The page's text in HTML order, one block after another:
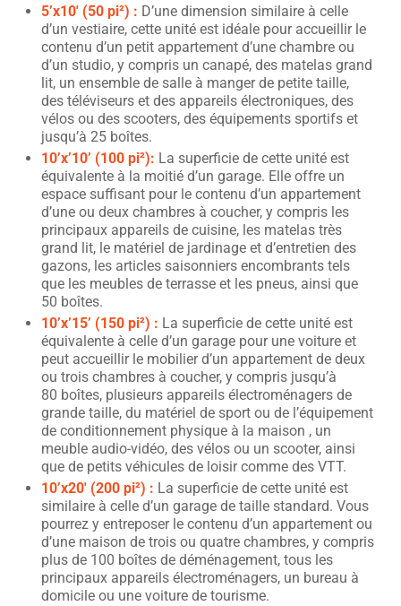
5’x10′ (50 pi²) : D’une dimension similaire à celle
d’un vestiaire, cette unité est idéale pour accueillir le
contenu d’un petit appartement d’une chambre ou
d’un studio, y compris un canapé, des matelas grand
lit, un ensemble de salle à manger de petite taille,
des téléviseurs et des appareils électroniques, des
vélos ou des scooters, des équipements sportifs et
jusqu’à 25 boîtes.
10’x’10’ (100 pi²): La superficie de cette unité est
équivalente à la moitié d’un garage. Elle offre un
espace suffisant pour le contenu d’un appartement
d’une ou deux chambres à coucher, y compris les
principaux appareils de cuisine, les matelas très
grand lit, le matériel de jardinage et d’entretien des
gazons, les articles saisonniers encombrants tels
que les meubles de terrasse et les pneus, ainsi que
50 boîtes.
10’x’15’ (150 pi²) : La superficie de cette unité est
équivalente à celle d’un garage pour une voiture et
peut accueillir le mobilier d’un appartement de deux
ou trois chambres à coucher, y compris jusqu’à
80 boîtes, plusieurs appareils électroménagers de
grande taille, du matériel de sport ou de l’équipement
de conditionnement physique à la maison , un
meuble audio-vidéo, des vélos ou un scooter, ainsi
que de petits véhicules de loisir comme des VTT.
10’x20′ (200 pi²) : La superficie de cette unité est
similaire à celle d’un garage de taille standard. Vous
pourrez y entreposer le contenu d’un appartement ou
d’une maison de trois ou quatre chambres, y compris
plus de 100 boîtes de déménagement, tous les
principaux appareils électroménagers, un bureau à
domicile ou une voiture de tourisme.